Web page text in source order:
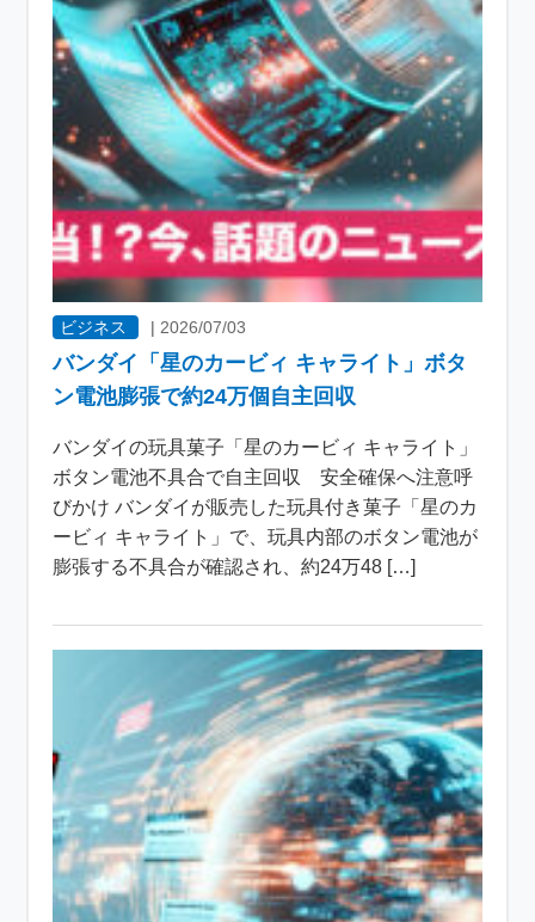
ビジネス |2026/07/03
バンダイ「星のカービィ キャライト」ボタ
ン電池膨張で約24万個自主回収
バンダイの玩具菓子「星のカービィ キャライト」
ボタン電池不具合で自主回収 安全確保へ注意呼
びかけ バンダイが販売した玩具付き菓子「星のカ
ービィ キャライト」で、玩具内部のボタン電池が
膨張する不具合が確認され、約24万48 […]